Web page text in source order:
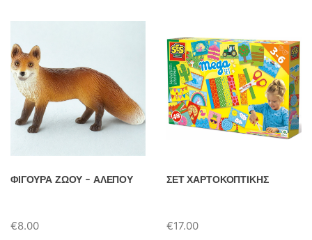
ΦΙΓΟΥΡΑ ΖΩΟΥ – ΑΛΕΠΟΥ
€8.00
ΣΕΤ ΧΑΡΤΟΚΟΠΤΙΚΗΣ
€17.00